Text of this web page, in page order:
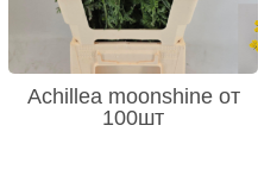
Achillea moonshine от
100шт